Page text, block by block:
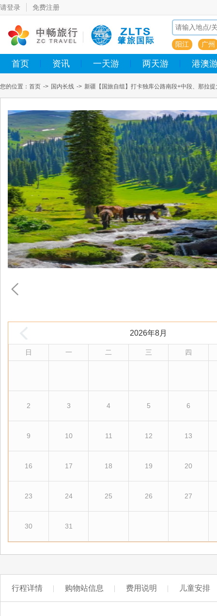
请登录 免费注册
阳江 广州
首页 资讯 一天游 两天游 港澳
您的位置： 首页 -> 国内长线 -> 新疆【国旅自组】打卡独库公路南段+中段、那拉
2026年8月
日 一 二 三 四
2 3 4 5 6
9 10 11 12 13
16 17 18 19 20
23 24 25 26 27
30 31
行程详情 购物站信息 费用说明 儿童安排